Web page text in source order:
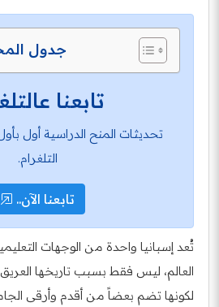
جدول
تابعنا
تحديثات المنح الدراسية أول
التلغرام.
تابعنا الآن..
تُعد إسبانيا واحدة من الوجهات
العالم، ليس فقط بسبب تاريخها
لكونها تضم بعضاً من أقدم وأرقى